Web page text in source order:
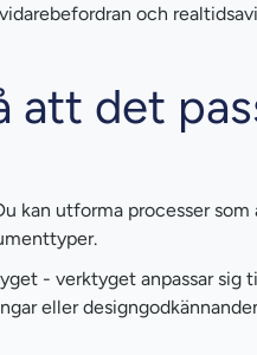
och
att det
kan utforma processer som
- verktyget anpassar sig
eller